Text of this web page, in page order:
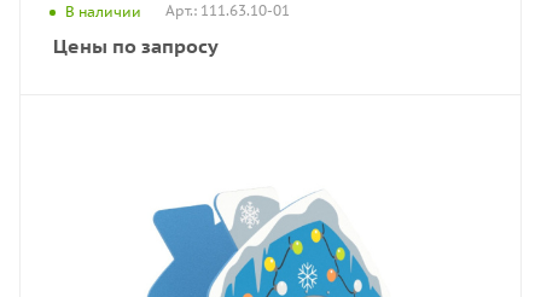
В наличии Арт.: 111.63.10-01
Цены по запросу